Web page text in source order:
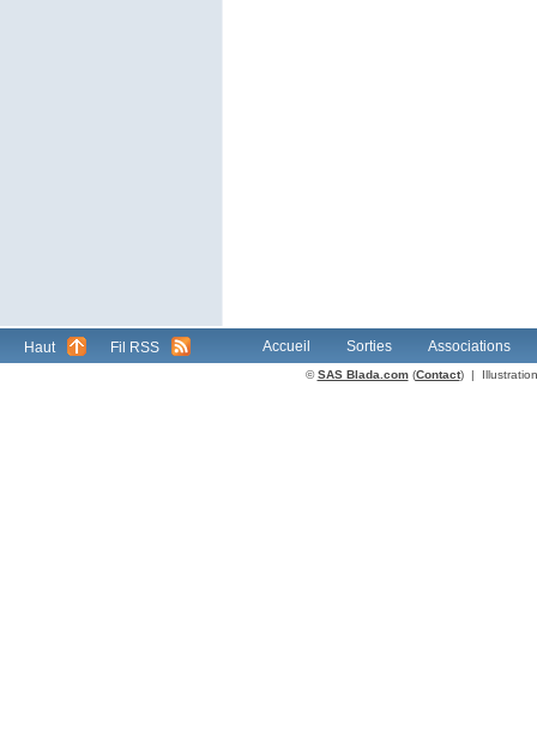
Haut Fil RSS Accueil Sorties Associations
©SAS Blada.com(Contact) |